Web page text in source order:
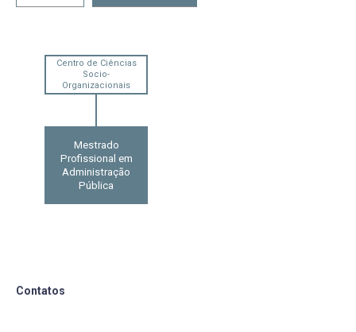
Centro de Ciências
Socio-
Organizacionais
Mestrado
Profissional em
Administração
Pública
Contatos